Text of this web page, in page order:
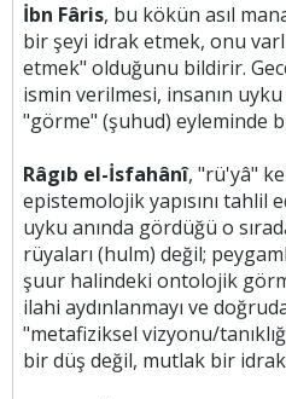
İbn Fâris, bu kökün asıl
bir şeyi idrak etmek, onu
etmek" olduğunu bildirir.
ismin verilmesi, insanın
"görme" (şuhud) eyleminde
Râgıb el-İsfahânî, "rü'yâ"
epistemolojik yapısını tahlil
uyku anında gördüğü o
rüyaları (hulm) değil;
şuur halindeki ontolojik
ilahi aydınlanmayı ve
"metafiziksel vizyonu/
bir düş değil, mutlak bir